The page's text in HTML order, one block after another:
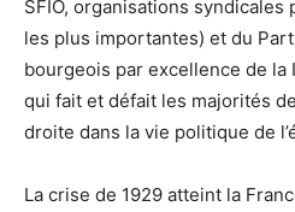
SFIO, organisations
les plus importantes) et du
bourgeois par excellence de la
qui fait et défait les majorités
droite dans la vie politique de
La crise de 1929 atteint la